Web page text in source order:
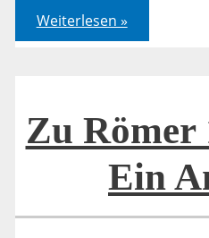
Römer
01,16-
17
Weiterlesen »
Zu Römer
Ein